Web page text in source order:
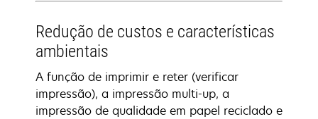
Redução de custos e características
ambientais
A função de imprimir e reter (verificar
impressão), a impressão multi-up, a
impressão de qualidade em papel reciclado e